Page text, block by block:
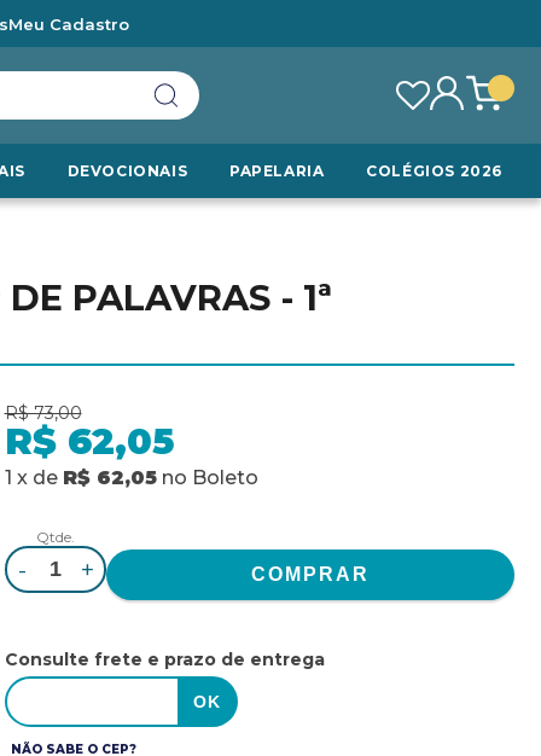
Meu Cadastro
DEVOCIONAIS PAPELARIA COLÉGIOS 2026
PALAVRAS - 1ª
R$ 73,00
R$ 62,05
1 x de R$ 62,05 no Boleto
Qtde.
- +
Consulte frete e prazo de entrega
NÃO SABE O CEP?